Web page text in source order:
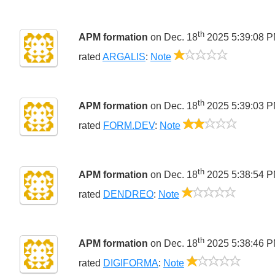
APM formation on Dec. 18th 2025 5:39:08
rated ARGALIS: Note
APM formation on Dec. 18th 2025 5:39:03
rated FORM.DEV: Note
APM formation on Dec. 18th 2025 5:38:54
rated DENDREO: Note
APM formation on Dec. 18th 2025 5:38:46
rated DIGIFORMA: Note